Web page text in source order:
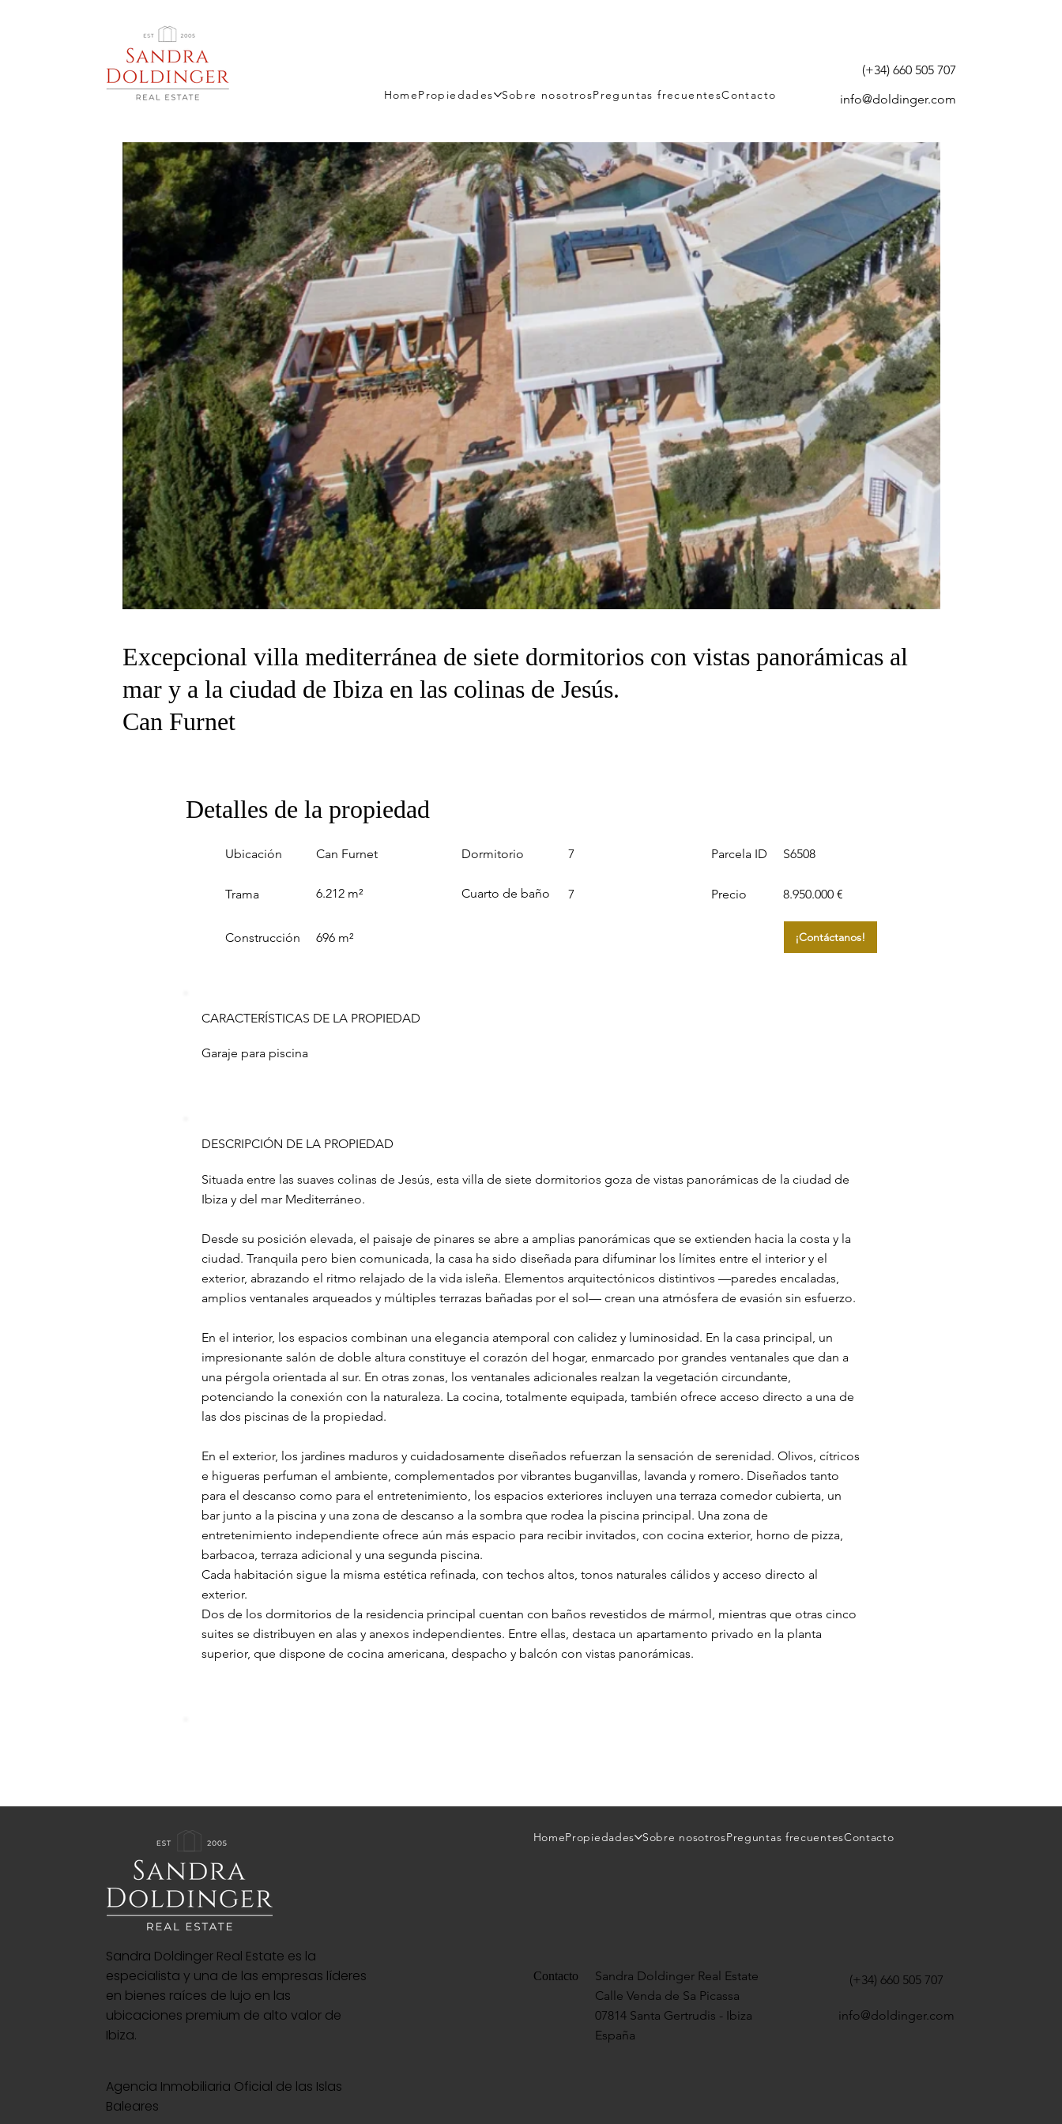
HomePropiedades Sobre nosotrosPreguntas frecuentesContacto info@doldinger.com
(+34) 660 505 707
Excepcional villa mediterránea de siete dormitorios con vistas panorámicas al
mar y a la ciudad de Ibiza en las colinas de Jesús.
Can Furnet
Detalles de la propiedad
Ubicación
Trama
Construcción
Can Furnet
6.212 m²
696 m²
Dormitorio
Cuarto de baño
7
7
Parcela ID
Precio
S6508
8.950.000 €
¡Contáctanos!
CARACTERÍSTICAS DE LA PROPIEDAD
Garaje para piscina
DESCRIPCIÓN DE LA PROPIEDAD
Situada entre las suaves colinas de Jesús, esta villa de siete dormitorios goza de vistas panorámicas de la ciudad de
Ibiza y del mar Mediterráneo.
Desde su posición elevada, el paisaje de pinares se abre a amplias panorámicas que se extienden hacia la costa y la
ciudad. Tranquila pero bien comunicada, la casa ha sido diseñada para difuminar los límites entre el interior y el
exterior, abrazando el ritmo relajado de la vida isleña. Elementos arquitectónicos distintivos —paredes encaladas,
amplios ventanales arqueados y múltiples terrazas bañadas por el sol— crean una atmósfera de evasión sin esfuerzo.
En el interior, los espacios combinan una elegancia atemporal con calidez y luminosidad. En la casa principal, un
impresionante salón de doble altura constituye el corazón del hogar, enmarcado por grandes ventanales que dan a
una pérgola orientada al sur. En otras zonas, los ventanales adicionales realzan la vegetación circundante,
potenciando la conexión con la naturaleza. La cocina, totalmente equipada, también ofrece acceso directo a una de
las dos piscinas de la propiedad.
En el exterior, los jardines maduros y cuidadosamente diseñados refuerzan la sensación de serenidad. Olivos, cítricos
e higueras perfuman el ambiente, complementados por vibrantes buganvillas, lavanda y romero. Diseñados tanto
para el descanso como para el entretenimiento, los espacios exteriores incluyen una terraza comedor cubierta, un
bar junto a la piscina y una zona de descanso a la sombra que rodea la piscina principal. Una zona de
entretenimiento independiente ofrece aún más espacio para recibir invitados, con cocina exterior, horno de pizza,
barbacoa, terraza adicional y una segunda piscina.
Cada habitación sigue la misma estética refinada, con techos altos, tonos naturales cálidos y acceso directo al
exterior.
Dos de los dormitorios de la residencia principal cuentan con baños revestidos de mármol, mientras que otras cinco
suites se distribuyen en alas y anexos independientes. Entre ellas, destaca un apartamento privado en la planta
superior, que dispone de cocina americana, despacho y balcón con vistas panorámicas.
Sandra Doldinger Real Estate es la
especialista y una de las empresas líderes
en bienes raíces de lujo en las
ubicaciones premium de alto valor de
Ibiza.
Agencia Inmobiliaria Oficial de las Islas
Baleares
HomePropiedades Sobre nosotrosPreguntas frecuentesContacto
Contacto
Sandra Doldinger Real Estate
Calle Venda de Sa Picassa
07814 Santa Gertrudis - Ibiza
España
(+34) 660 505 707
info@doldinger.com